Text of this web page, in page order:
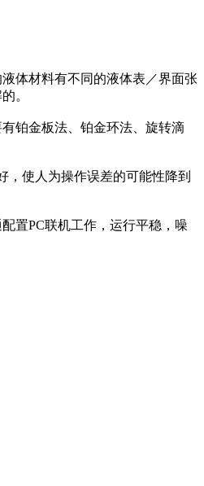
体材料有不同的液体表／界面张
。
铂金板法、铂金环法、旋转滴
使人为操作误差的可能性降到
置PC联机工作，运行平稳，噪